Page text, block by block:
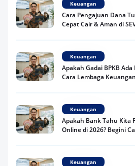
Keuangan
Cara Pengajuan Dana
Cepat Cair & Aman di
Keuangan
Apakah Gadai BPKB
Cara Lembaga
Keuangan
Apakah Bank Tahu Kita
Online di 2026? Begini
Keuangan